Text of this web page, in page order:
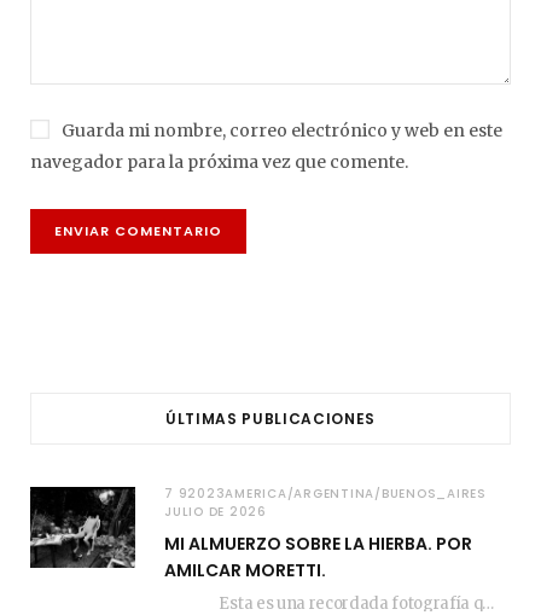
Guarda mi nombre, correo electrónico y web en este
navegador para la próxima vez que comente.
ÚLTIMAS PUBLICACIONES
7 92023AMERICA/ARGENTINA/BUENOS_AIRES
JULIO DE 2026
MI ALMUERZO SOBRE LA HIERBA. POR
AMILCAR MORETTI.
Esta es una recordada fotografía que registré…